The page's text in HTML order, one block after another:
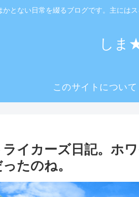
かとない日常を綴るブログです。主には
しま
このサイトについて
イカーズ日記。ホ
たのね。